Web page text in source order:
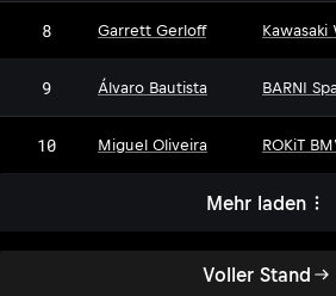
Voller Stand
8 Garrett Gerloff Kawasaki
9 Álvaro Bautista BARNI
10 Miguel Oliveira ROKiT
Mehr laden